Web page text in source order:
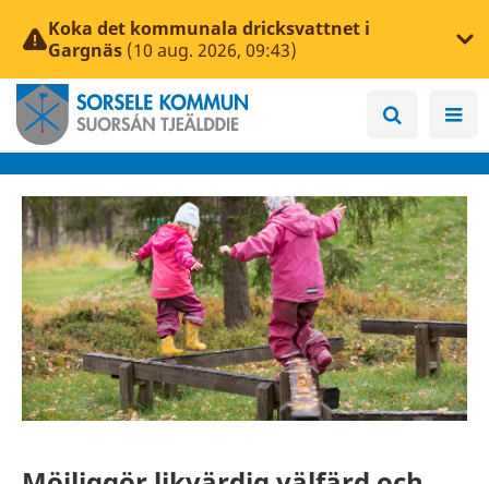
Koka det kommunala dricksvattnet i
Gargnäs (10 aug. 2026, 09:43)